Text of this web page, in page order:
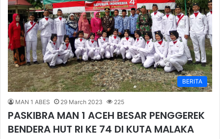
BERITA
MAN 1 ABES 29 March 2023 225
PASKIBRA MAN 1 ACEH BESAR PENGGEREK
BENDERA HUT RI KE 74 DI KUTA MALAKA